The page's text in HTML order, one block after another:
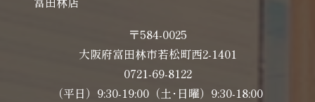
〒584-0025
大阪府富田林市若松町西2-1401
0721-69-8122
（平日）9:30-19:00（土･日曜）9:30-18:00